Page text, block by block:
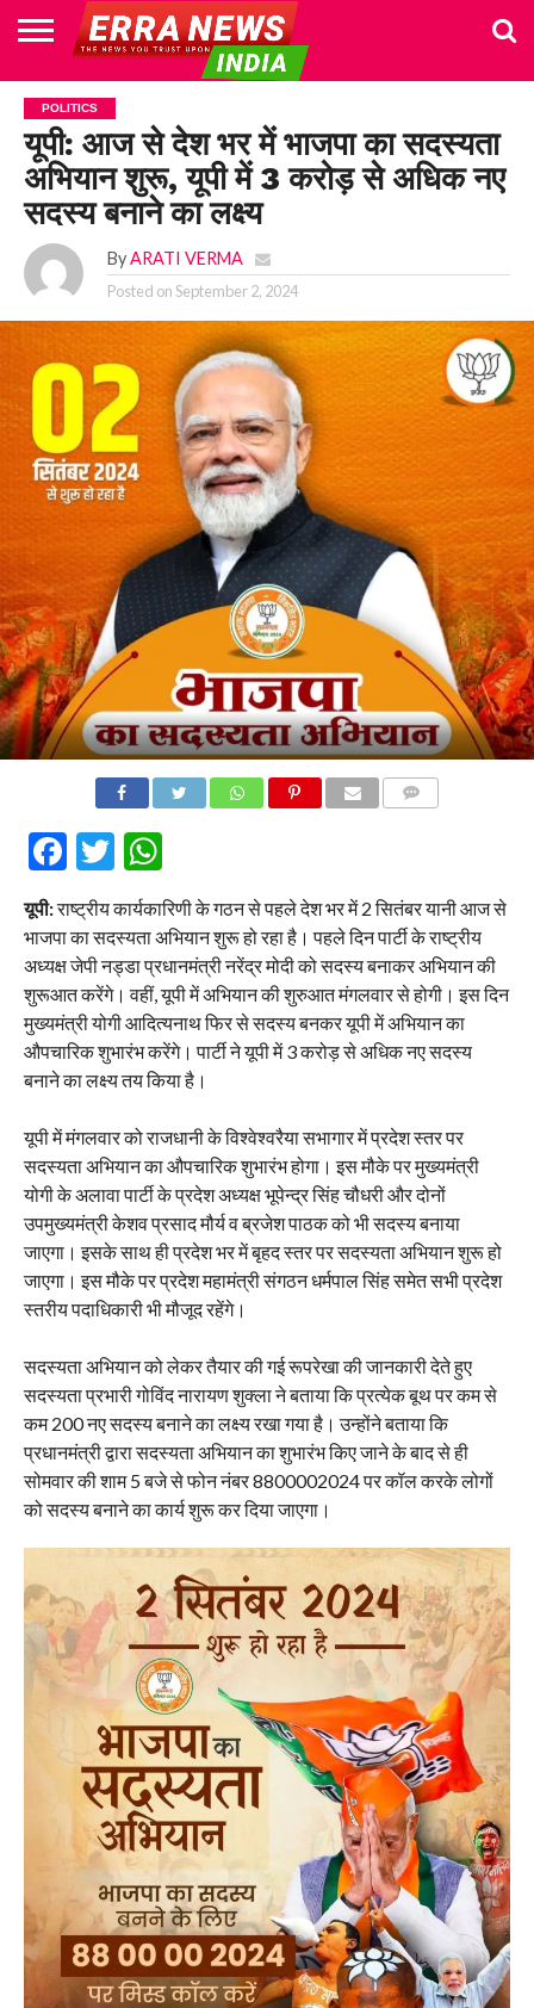
HOME
POLITICS
NEWS
BUSINESS
CULTURE
NATIONAL
SPORTS
LIFESTYLE
TRAVEL
OPINION
BREAKING
NEWS
ENTERTAINMENT
WORLD
CRIME
JOIN
US
POLITICS
यूपी: आज से देश भर में भाजपा का सदस्यता
अभियान शुरू, यूपी में 3 करोड़ से अधिक नए
सदस्य बनाने का लक्ष्य
By ARATI VERMA
Posted onSeptember 2, 2024
Facebook
Twitter
WhatsApp
यूपी:राष्ट्रीय कार्यकारिणी के गठन से पहले देश भर में 2 सितंबर यानी आज से
भाजपा का सदस्यता अभियान शुरू हो रहा है। पहले दिन पार्टी के राष्ट्रीय
अध्यक्ष जेपी नड्डा प्रधानमंत्री नरेंद्र मोदी को सदस्य बनाकर अभियान की
शुरूआत करेंगे। वहीं, यूपी में अभियान की शुरुआत मंगलवार से होगी। इस दिन
मुख्यमंत्री योगी आदित्यनाथ फिर से सदस्य बनकर यूपी में अभियान का
औपचारिक शुभारंभ करेंगे। पार्टी ने यूपी में 3 करोड़ से अधिक नए सदस्य
बनाने का लक्ष्य तय किया है।
यूपी में मंगलवार को राजधानी के विश्वेश्वरैया सभागार में प्रदेश स्तर पर
सदस्यता अभियान का औपचारिक शुभारंभ होगा। इस मौके पर मुख्यमंत्री
योगी के अलावा पार्टी के प्रदेश अध्यक्ष भूपेन्द्र सिंह चौधरी और दोनों
उपमुख्यमंत्री केशव प्रसाद मौर्य व ब्रजेश पाठक को भी सदस्य बनाया
जाएगा। इसके साथ ही प्रदेश भर में बृहद स्तर पर सदस्यता अभियान शुरू हो
जाएगा। इस मौके पर प्रदेश महामंत्री संगठन धर्मपाल सिंह समेत सभी प्रदेश
स्तरीय पदाधिकारी भी मौजूद रहेंगे।
सदस्यता अभियान को लेकर तैयार की गई रूपरेखा की जानकारी देते हुए
सदस्यता प्रभारी गोविंद नारायण शुक्ला ने बताया कि प्रत्येक बूथ पर कम से
कम 200 नए सदस्य बनाने का लक्ष्य रखा गया है। उन्होंने बताया कि
प्रधानमंत्री द्वारा सदस्यता अभियान का शुभारंभ किए जाने के बाद से ही
सोमवार की शाम 5 बजे से फोन नंबर 8800002024 पर कॉल करके लोगों
को सदस्य बनाने का कार्य शुरू कर दिया जाएगा।